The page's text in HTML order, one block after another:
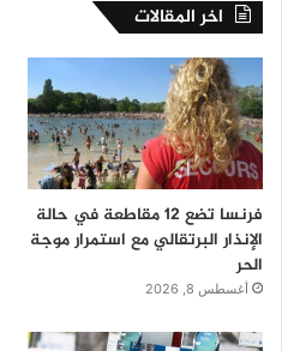
اخر المقالات
فرنسا تضع 12 مقاطعة في حالة
الإنذار البرتقالي مع استمرار موجة
الحر
أغسطس 8, 2026